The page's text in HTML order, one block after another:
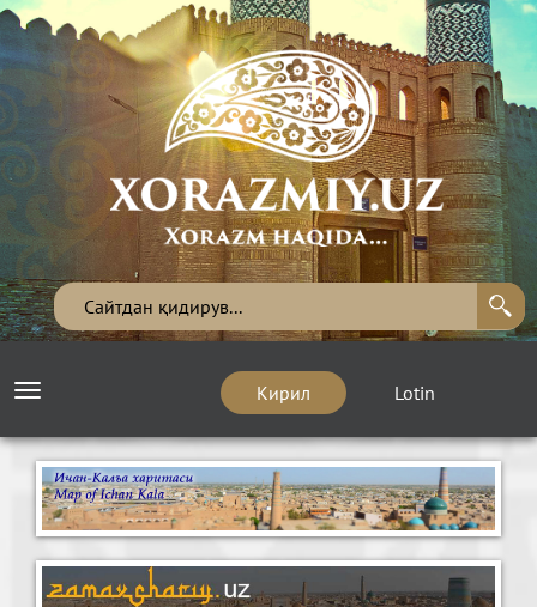
Кирил Lotin
Toggle